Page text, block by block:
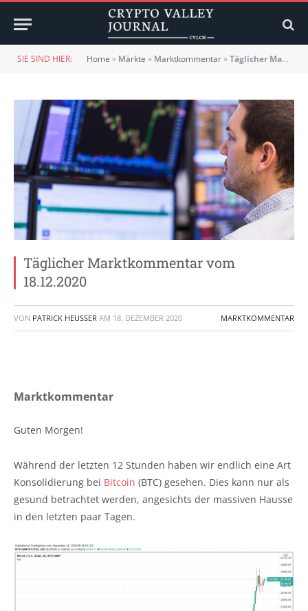
SIE SIND HIER: Home » Märkte » Marktkommentar»Täglicher Marktkommentar vom 18.12.2020
Täglicher Marktkommentar vom
18.12.2020
VON PATRICK HEUSSER AM 18. DEZEMBER 2020 MARKTKOMMENTAR
Marktkommentar
Guten Morgen!
Während der letzten 12 Stunden haben wir endlich eine Art
Konsolidierung bei Bitcoin (BTC) gesehen. Dies kann nur als
gesund betrachtet werden, angesichts der massiven Hausse
in den letzten paar Tagen.